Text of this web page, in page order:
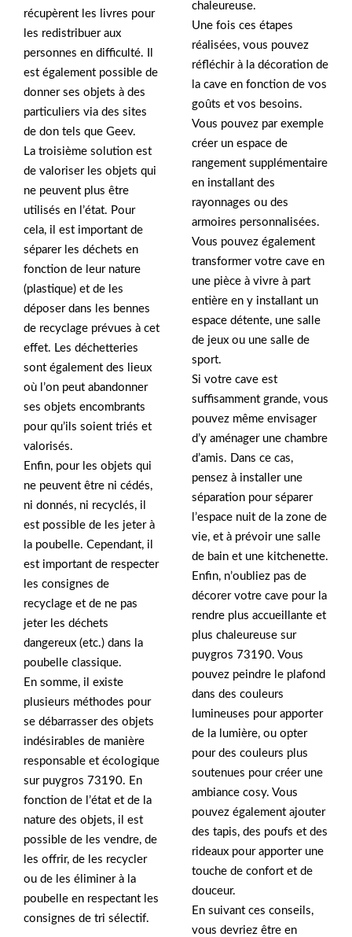
récupèrent les livres pour
les redistribuer aux
personnes en difficulté. Il
est également possible de
donner ses objets à des
particuliers via des sites
de don tels que Geev.
La troisième solution est
de valoriser les objets qui
ne peuvent plus être
utilisés en l’état. Pour
cela, il est important de
séparer les déchets en
fonction de leur nature
(plastique) et de les
déposer dans les bennes
de recyclage prévues à cet
effet. Les déchetteries
sont également des lieux
où l’on peut abandonner
ses objets encombrants
pour qu’ils soient triés et
valorisés.
Enfin, pour les objets qui
ne peuvent être ni cédés,
ni donnés, ni recyclés, il
est possible de les jeter à
la poubelle. Cependant, il
est important de respecter
les consignes de
recyclage et de ne pas
jeter les déchets
dangereux (etc.) dans la
poubelle classique.
En somme, il existe
plusieurs méthodes pour
se débarrasser des objets
indésirables de manière
responsable et écologique
sur puygros 73190. En
fonction de l’état et de la
nature des objets, il est
possible de les vendre, de
les offrir, de les recycler
ou de les éliminer à la
poubelle en respectant les
consignes de tri sélectif.
chaleureuse.
Une fois ces étapes
réalisées, vous pouvez
réfléchir à la décoration de
la cave en fonction de vos
goûts et vos besoins.
Vous pouvez par exemple
créer un espace de
rangement supplémentaire
en installant des
rayonnages ou des
armoires personnalisées.
Vous pouvez également
transformer votre cave en
une pièce à vivre à part
entière en y installant un
espace détente, une salle
de jeux ou une salle de
sport.
Si votre cave est
suffisamment grande, vous
pouvez même envisager
d’y aménager une chambre
d’amis. Dans ce cas,
pensez à installer une
séparation pour séparer
l’espace nuit de la zone de
vie, et à prévoir une salle
de bain et une kitchenette.
Enfin, n’oubliez pas de
décorer votre cave pour la
rendre plus accueillante et
plus chaleureuse sur
puygros 73190. Vous
pouvez peindre le plafond
dans des couleurs
lumineuses pour apporter
de la lumière, ou opter
pour des couleurs plus
soutenues pour créer une
ambiance cosy. Vous
pouvez également ajouter
des tapis, des poufs et des
rideaux pour apporter une
touche de confort et de
douceur.
En suivant ces conseils,
vous devriez être en